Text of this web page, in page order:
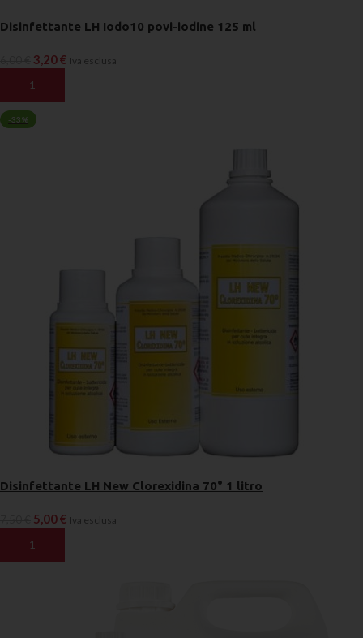
Disinfettante LH Iodo10 povi-iodine 125 ml
3,20€ Iva esclusa
AGGIUNGI AL CARRELLO
-33%
Disinfettante LH New Clorexidina 70° 1 litro
5,00€ Iva esclusa
AGGIUNGI AL CARRELLO